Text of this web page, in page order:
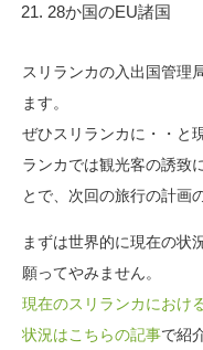
28か国のEU諸国
スリランカの入出国管理
ます。
ぜひスリランカに・・と
ランカでは観光客の誘致
とで、次回の旅行の計画
まずは世界的に現在の状
願ってやみません。
現在のスリランカにおけ
状況はこちらの記事で紹